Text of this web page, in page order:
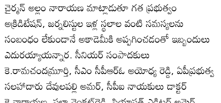
చైర్మన్‌ అల్లం నారాయణ మాట్లాడుతూ గత ప్రభుత్వం
అక్రిడిటేషన్‌, జర్నలిస్టుల ఇళ్ల స్థలాల వంటి సమస్యలను
సంబంధం లేకుండానే అకాడెమీకి అప్పగించడంతో ఇబ్బందులు
ఎదురయ్యాయన్నార. సీనియర్‌ సంపాదకులు
కె.రామచందమ్రూర్తి, సీఎం సీపీఆర్‌ఓ అయోధ్య రెడ్డి, ఏపీప్రభుత్వ
సలహాదారు దేవులపల్లి అమర్‌, సీపీఐ నాయకులు డాక్టర్‌